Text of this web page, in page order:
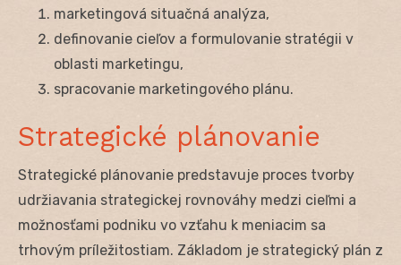
marketingová situačná analýza,
definovanie cieľov a formulovanie stratégii v
oblasti marketingu,
spracovanie marketingového plánu.
Strategické plánovanie
Strategické plánovanie predstavuje proces tvorby
udržiavania strategickej rovnováhy medzi cieľmi a
možnosťami podniku vo vzťahu k meniacim sa
trhovým príležitostiam. Základom je strategický plán z